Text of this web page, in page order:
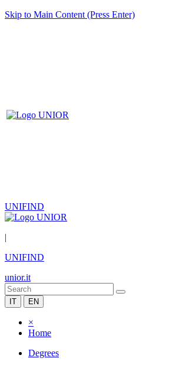
Skip to Main Content (Press Enter)
UNIFIND
|
UNIFIND
unior.it
IT EN
×
Home
Degrees